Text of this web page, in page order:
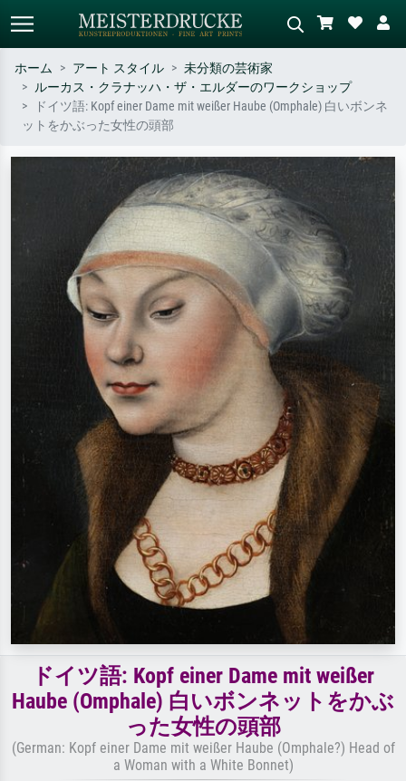
標準検索 AI画像検索
作家名・作品名・スタイルで検索
斎の波、ヌード。
油絵、木のそばの立ち姿のヌー
ホーム アート スタイル
未分類の芸術家
ルーカス・クラナッハ・ザ・エルダーのワークショップ
ドイツ語: Kopf einer Dame mit weißer Haube (Omphale) 白いボンネ
ットをかぶった女性の頭部
ドイツ語: Kopf einer Dame mit weißer
Haube (Omphale) 白いボンネットをかぶ
った女性の頭部
(German: Kopf einer Dame mit weißer Haube (Omphale?) Head of
a Woman with a White Bonnet)